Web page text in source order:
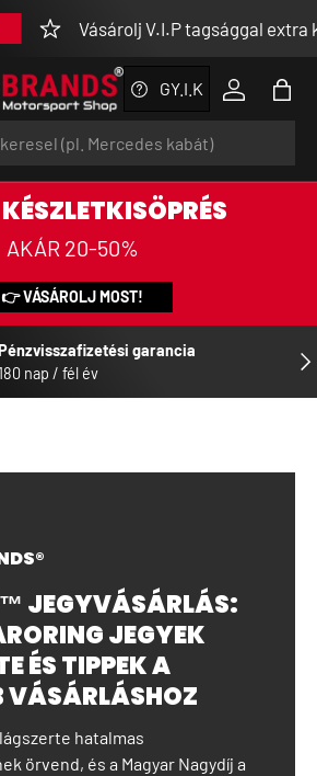
Vásárolj V.I.P tagsággal extra
GY.I.K
Log inBag
AKÁR 20-50%
👉 VÁSÁROLJ MOST!
garancia
nap / fél év
JEGYVÁSÁRLÁS:
JEGYEK
ÉS TIPPEK A
VÁSÁRLÁSHOZ
hatalmas
örvend, és a Magyar Nagydíj a